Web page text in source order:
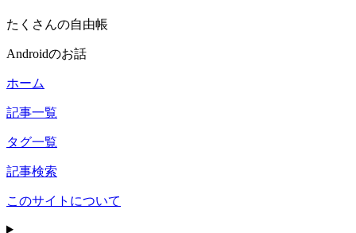
たくさんの自由帳
Androidのお話
ホーム
記事一覧
タグ一覧
記事検索
このサイトについて